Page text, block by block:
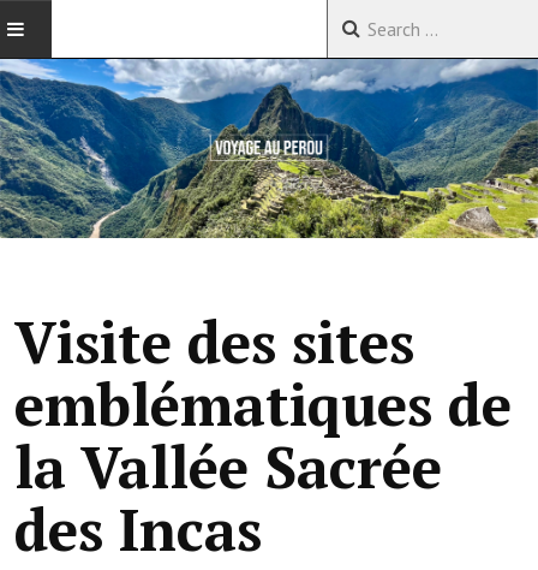
ACCUEIL
VOYAGES EN CHINE
VOYAGES EN ASIE
Visite des sites
emblématiques de
la Vallée Sacrée
des Incas